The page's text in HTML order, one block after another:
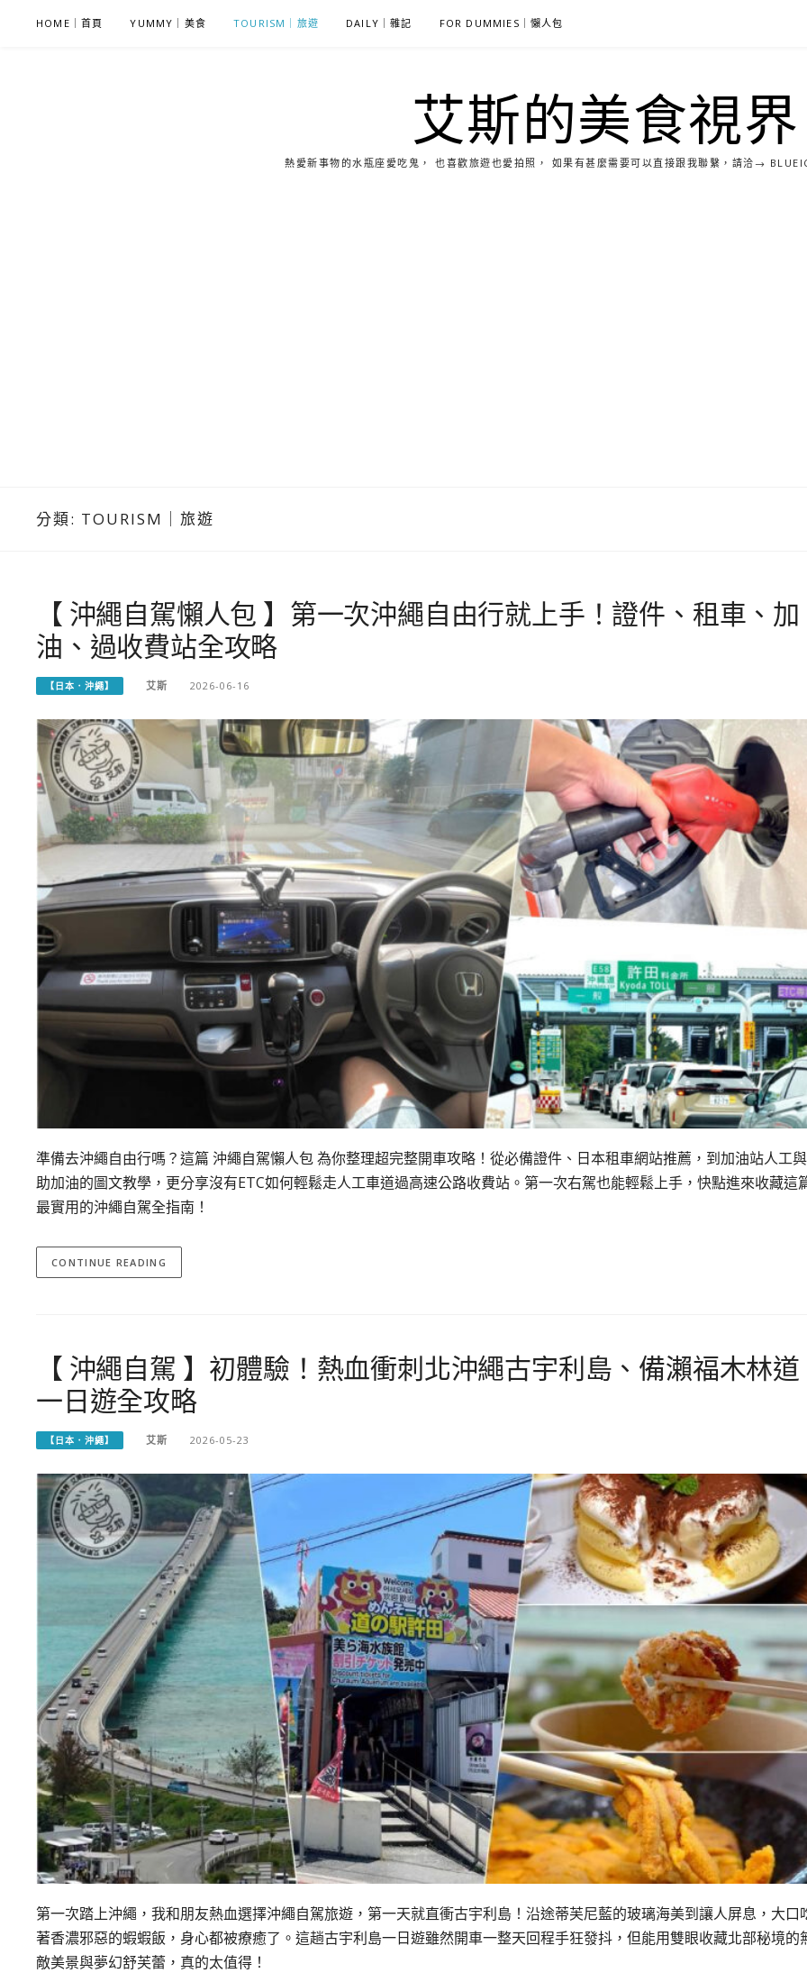
HOME｜首頁 YUMMY｜美食 TOURISM｜旅遊 DAILY｜雜記 FOR DUMMIES｜懶人包
艾斯的美食視界
熱愛新事物的水瓶座愛吃鬼， 也喜歡旅遊也愛拍照， 如果有甚麼需要可以直接跟我聯繫，請洽→
分類: TOURISM｜旅遊
【 沖繩自駕懶人包 】第一次沖繩自由行就上手！證件、租車、加
油、過收費站全攻略
【日本．沖繩】 艾斯 2026-06-16
準備去沖繩自由行嗎？這篇 沖繩自駕懶人包 為你整理超完整開車攻略！從必備證件、日本租車網站推薦，到加油站人工
助加油的圖文教學，更分享沒有ETC如何輕鬆走人工車道過高速公路收費站。第一次右駕也能輕鬆上手，快點進來收藏這
最實用的沖繩自駕全指南！
CONTINUE READING
【 沖繩自駕 】初體驗！熱血衝刺北沖繩古宇利島、備瀨福木林道
一日遊全攻略
【日本．沖繩】 艾斯 2026-05-23
第一次踏上沖繩，我和朋友熱血選擇沖繩自駕旅遊，第一天就直衝古宇利島！沿途蒂芙尼藍的玻璃海美到讓人屏息，大口
著香濃邪惡的蝦蝦飯，身心都被療癒了。這趟古宇利島一日遊雖然開車一整天回程手狂發抖，但能用雙眼收藏北部秘境的
敵美景與夢幻舒芙蕾，真的太值得！